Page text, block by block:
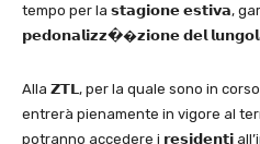
tempo per la 𝘀𝘁𝗮𝗴𝗶𝗼𝗻𝗲 𝗲𝘀𝘁𝗶𝘃𝗮,
𝗽𝗲𝗱𝗼𝗻𝗮𝗹𝗶𝘇𝘇��𝘇𝗶𝗼𝗻𝗲 𝗱𝗲𝗹
Alla 𝗭𝗧𝗟, per la quale sono in
entrerà pienamente in vigore al
potranno accedere i 𝗿𝗲𝘀𝗶𝗱𝗲𝗻𝘁𝗶